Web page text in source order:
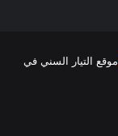
موقع التيار السني في